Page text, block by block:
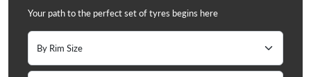
Your path to the perfect set of tyres begins here